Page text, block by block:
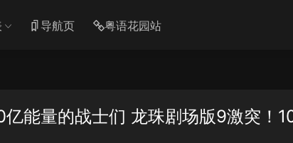
导航页 粤语花园站
能量的战士们 龙珠剧场版9激突！